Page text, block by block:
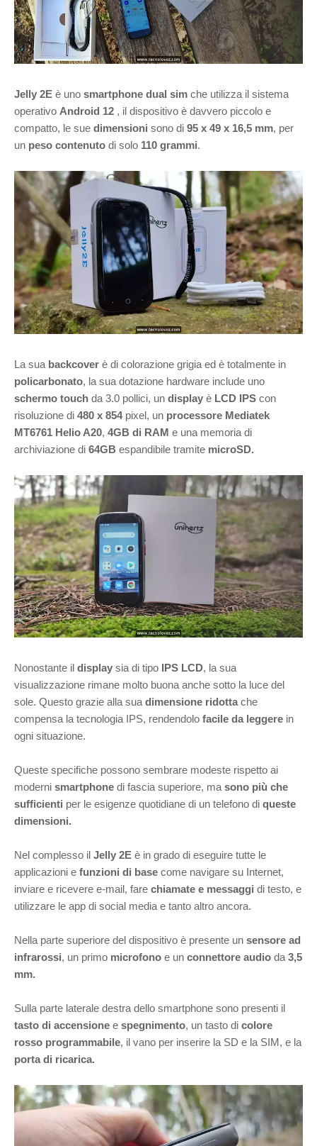
Jelly 2E è uno smartphone dual sim che utilizza il sistema
operativo Android 12 , il dispositivo è davvero piccolo e
compatto, le sue dimensioni sono di 95 x 49 x 16,5 mm, per
un peso contenuto di solo 110 grammi.
La sua backcover è di colorazione grigia ed è totalmente in
policarbonato, la sua dotazione hardware include uno
schermo touch da 3.0 pollici, un display è LCD IPS con
risoluzione di 480 x 854 pixel, un processore Mediatek
MT6761 Helio A20, 4GB di RAM e una memoria di
archiviazione di 64GB espandibile tramite microSD.
Nonostante il display sia di tipo IPS LCD, la sua
visualizzazione rimane molto buona anche sotto la luce del
sole. Questo grazie alla sua dimensione ridotta che
compensa la tecnologia IPS, rendendolo facile da leggere in
ogni situazione.
Queste specifiche possono sembrare modeste rispetto ai
moderni smartphone di fascia superiore, ma sono più che
sufficienti per le esigenze quotidiane di un telefono di queste
dimensioni.
Nel complesso il Jelly 2E è in grado di eseguire tutte le
applicazioni e funzioni di base come navigare su Internet,
inviare e ricevere e-mail, fare chiamate e messaggi di testo, e
utilizzare le app di social media e tanto altro ancora.
Nella parte superiore del dispositivo è presente un sensore ad
infrarossi, un primo microfono e un connettore audio da 3,5
mm.
Sulla parte laterale destra dello smartphone sono presenti il
tasto di accensione e spegnimento, un tasto di colore
rosso programmabile, il vano per inserire la SD e la SIM, e la
porta di ricarica.